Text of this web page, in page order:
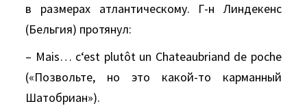
в размерах атлантическому. Г-н Линдекенс
(Бельгия) протянул:
– Mais… c‘est plutôt un Chateaubriand de poche
(«Позвольте, но это какой-то карманный
Шатобриан»).